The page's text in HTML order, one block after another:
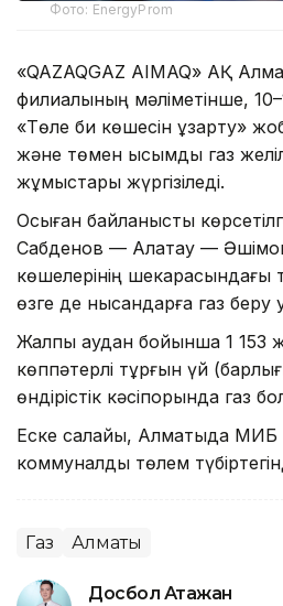
Фото: EnergyProm
«QAZAQGAZ AIMAQ» АҚ
филиалының мәліметінше,
«Төле би көшесін ұзарту»
және төмен қысымды газ
жұмыстары жүргізіледі.
Осыған байланысты
Сабденов — Алатау —
көшелерінің шекарасындағы
өзге де нысандарға газ беру
Жалпы аудан бойынша 1 153
көппәтерлі тұрғын үй
өндірістік кәсіпорында газ
Еске салайық, Алматыда
коммуналдық төлем
Газ Алматы
Досбол Атажан